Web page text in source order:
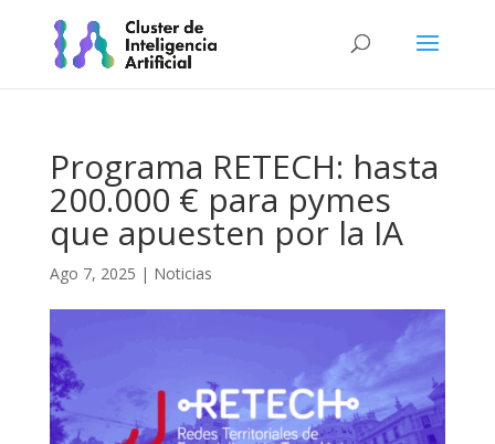
Programa RETECH: hasta
200.000 € para pymes
que apuesten por la IA
Ago 7, 2025 | Noticias